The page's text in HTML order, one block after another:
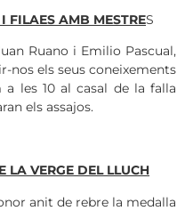
FILAES AMB MESTRES
Ruano i Emilio Pascual,
nos els seus coneixements
a les 10 al casal de la falla
els assajos.
LA VERGE DEL LLUCH
anit de rebre la medalla